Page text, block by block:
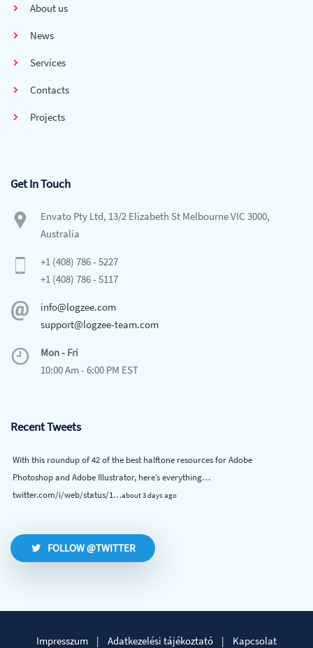
About us
News
Services
Contacts
Projects
Get In Touch
Envato Pty Ltd, 13/2 Elizabeth St Melbourne VIC 3000,
Australia
+1 (408) 786 - 5227
+1 (408) 786 - 5117
info@logzee.com
support@logzee-team.com
Mon - Fri
10:00 Am - 6:00 PM EST
Recent Tweets
With this roundup of 42 of the best halftone resources for Adobe
Photoshop and Adobe Illustrator, here’s everything…
twitter.com/i/web/status/1…about 3 days ago
FOLLOW @TWITTER
Impresszum | Adatkezelési tájékoztató | Kapcsolat